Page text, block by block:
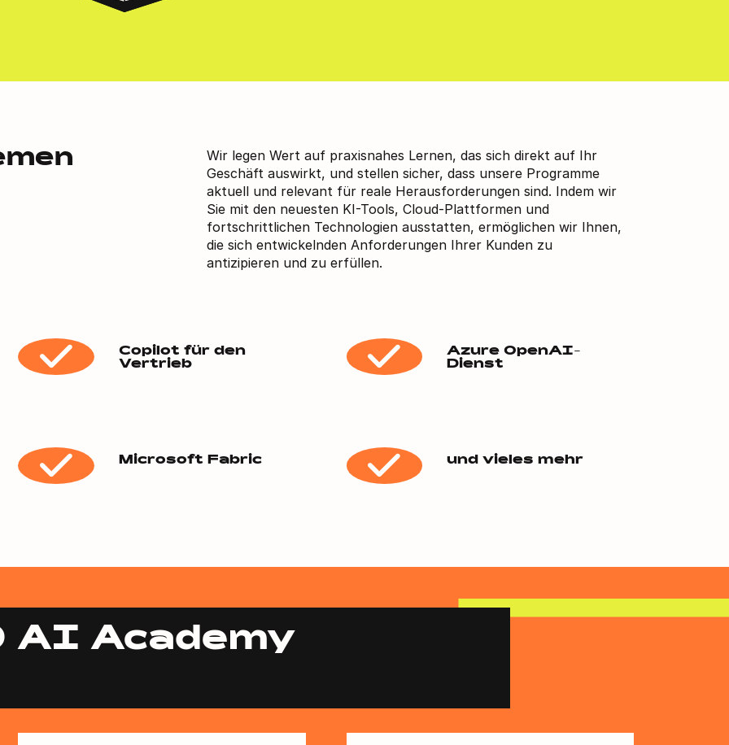
Wir legen Wert auf praxisnahes Lernen, das sich direkt auf Ihr
Geschäft auswirkt, und stellen sicher, dass unsere Programme
aktuell und relevant für reale Herausforderungen sind. Indem wir
Sie mit den neuesten KI-Tools, Cloud-Plattformen und
fortschrittlichen Technologien ausstatten, ermöglichen wir Ihnen,
die sich entwickelnden Anforderungen Ihrer Kunden zu
antizipieren und zu erfüllen.
Copilot für den
Vertrieb
Azure OpenAI-
Dienst
Microsoft Fabric und vieles mehr
AI Academy